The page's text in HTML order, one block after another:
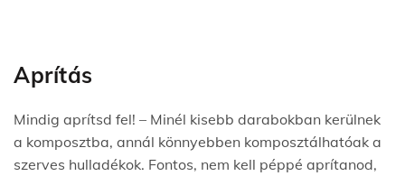
Aprítás
Mindig aprítsd fel! – Minél kisebb darabokban kerülnek
a komposztba, annál könnyebben komposztálhatóak a
szerves hulladékok. Fontos, nem kell péppé aprítanod,